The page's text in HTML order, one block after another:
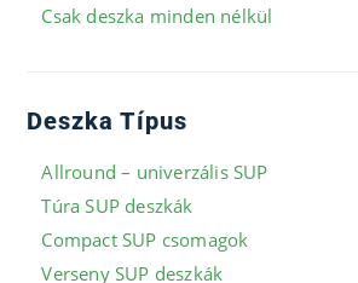
Csak deszka minden nélkül
Deszka Típus
Allround – univerzális SUP
Túra SUP deszkák
Compact SUP csomagok
Verseny SUP deszkák